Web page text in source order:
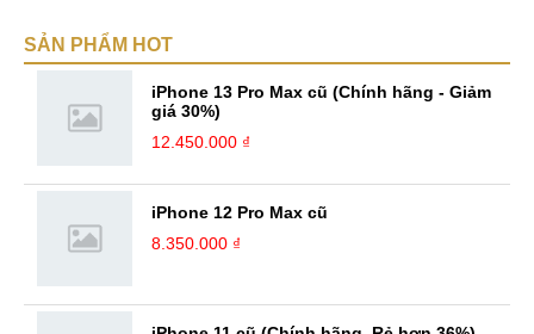
SẢN PHẨM HOT
iPhone 13 Pro Max cũ (Chính hãng - Giảm
giá 30%)
12.450.000 ₫
iPhone 12 Pro Max cũ
8.350.000 ₫